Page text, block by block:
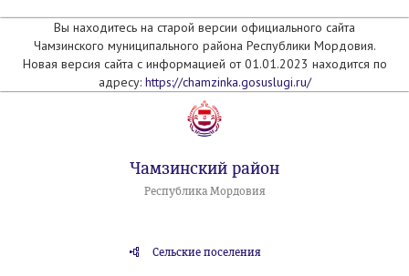
Вы находитесь на старой версии официального сайта
Чамзинского муниципального района Республики Мордовия.
Новая версия сайта с информацией от 01.01.2023 находится по
адресу: https://chamzinka.gosuslugi.ru/
Чамзинский район
Республика Мордовия
Сельские поселения